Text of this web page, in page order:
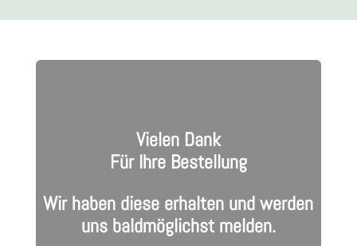
Vielen Dank
Für Ihre Bestellung
Wir haben diese erhalten und werden
uns baldmöglichst melden.